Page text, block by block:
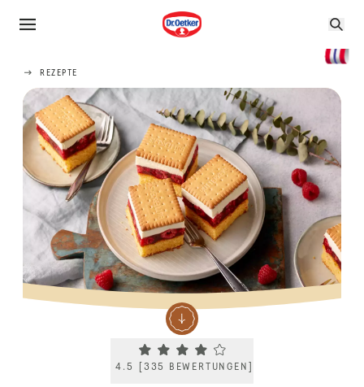
REZEPTE
Current rating 4.5. Click to rate.
4.5 335 BEWERTUNGEN